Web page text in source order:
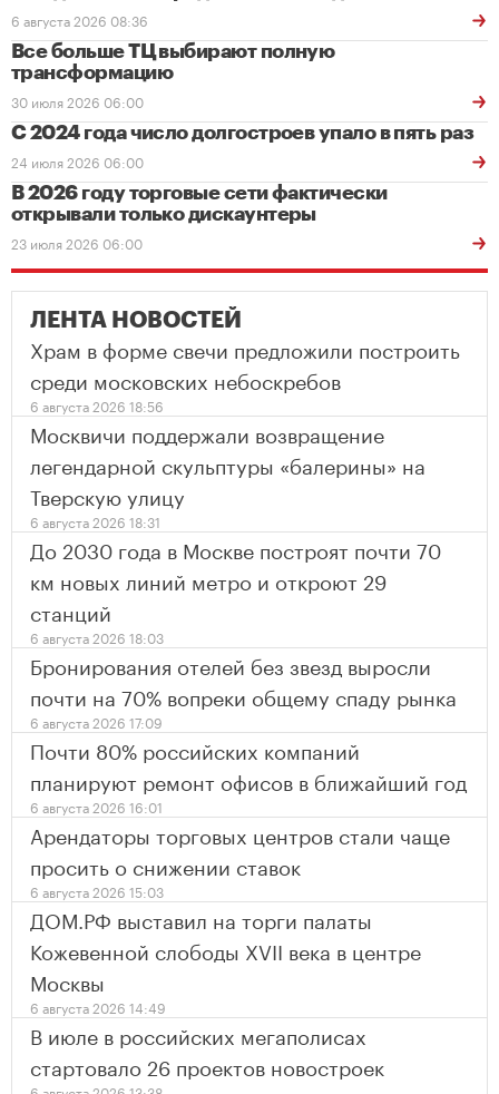
6 августа 2026 08:36
Все больше ТЦ выбирают полную
трансформацию
30 июля 2026 06:00
С 2024 года число долгостроев упало в пять раз
24 июля 2026 06:00
В 2026 году торговые сети фактически
открывали только дискаунтеры
23 июля 2026 06:00
ЛЕНТА НОВОСТЕЙ
Храм в форме свечи предложили построить
среди московских небоскребов
6 августа 2026 18:56
Москвичи поддержали возвращение
легендарной скульптуры «балерины» на
Тверскую улицу
6 августа 2026 18:31
До 2030 года в Москве построят почти 70
км новых линий метро и откроют 29
станций
6 августа 2026 18:03
Бронирования отелей без звезд выросли
почти на 70% вопреки общему спаду рынка
6 августа 2026 17:09
Почти 80% российских компаний
планируют ремонт офисов в ближайший год
6 августа 2026 16:01
Арендаторы торговых центров стали чаще
просить о снижении ставок
6 августа 2026 15:03
ДОМ.РФ выставил на торги палаты
Кожевенной слободы XVII века в центре
Москвы
6 августа 2026 14:49
В июле в российских мегаполисах
стартовало 26 проектов новостроек